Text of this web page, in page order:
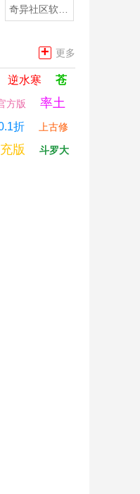
+ 更多
逆水寒
苍
方版
率土
折 上古修
版
斗罗大